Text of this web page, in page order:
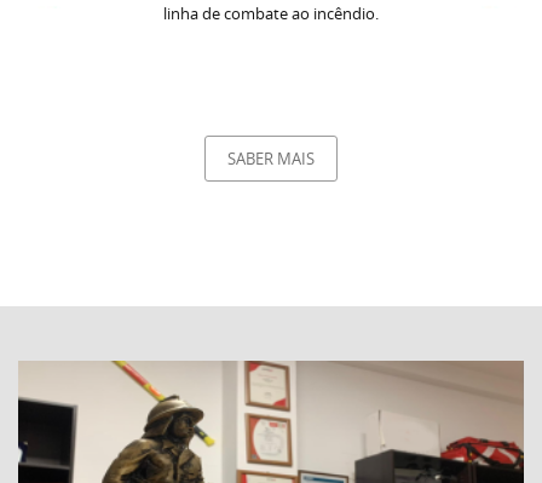
linha de combate ao incêndio.
SABER MAIS
MANUTENÇÃO DE EXTINTORES